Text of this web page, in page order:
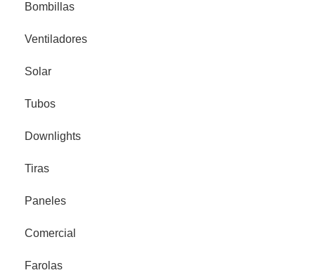
Bombillas
Ventiladores
Solar
Tubos
Downlights
Tiras
Paneles
Comercial
Farolas